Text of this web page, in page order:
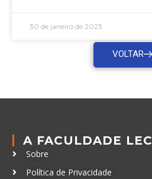
30 de janeiro de 2023
VOLTAR
A FACULDADE LEC
Sobre
Política de Privacidade